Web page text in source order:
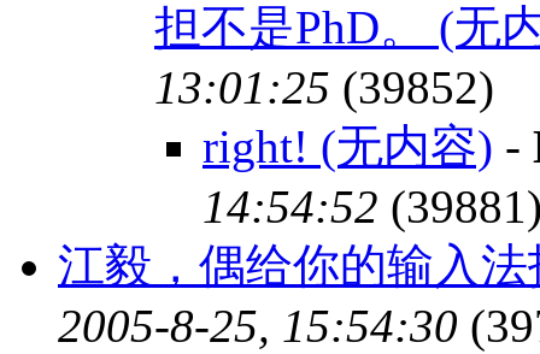
担不是PhD。 (无
13:01:25 (39852)
right! (无内容) -
14:54:52
江毅，偶给你的输入
2005-8-25, 15:54:30